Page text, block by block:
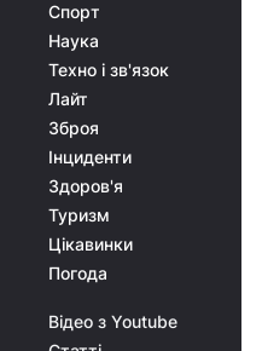
Спорт
Наука
Техно і зв'язок
Лайт
Зброя
Інциденти
Здоров'я
Туризм
Цікавинки
Погода
Відео з Youtube